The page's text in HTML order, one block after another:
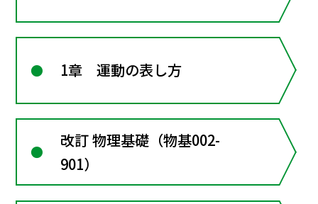
1章 運動の表し方
改訂 物理基礎（物基002-
901）